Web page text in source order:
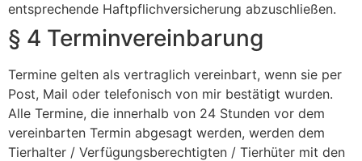
entsprechende Haftpflichversicherung abzuschließen.
§ 4 Terminvereinbarung
Termine gelten als vertraglich vereinbart, wenn sie per
Post, Mail oder telefonisch von mir bestätigt wurden.
Alle Termine, die innerhalb von 24 Stunden vor dem
vereinbarten Termin abgesagt werden, werden dem
Tierhalter / Verfügungsberechtigten / Tierhüter mit den